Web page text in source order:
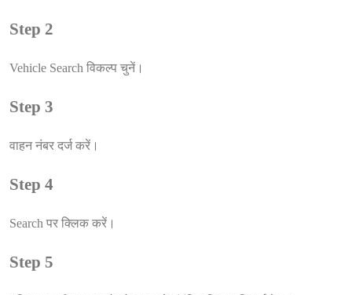
Step 2
Vehicle Search विकल्प चुनें।
Step 3
वाहन नंबर दर्ज करें।
Step 4
Search पर क्लिक करें।
Step 5